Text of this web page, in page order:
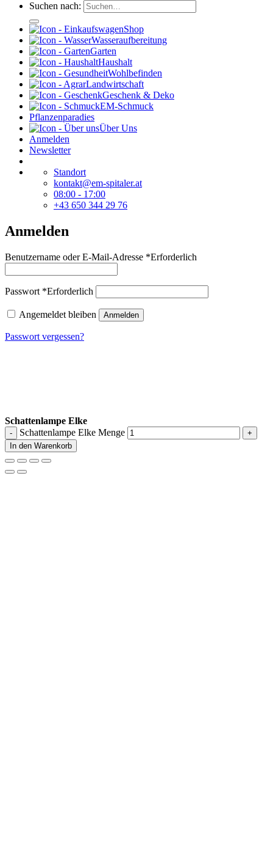
Suchen nach:
Shop
Wasseraufbereitung
Garten
Haushalt
Wohlbefinden
Landwirtschaft
Geschenk & Deko
EM-Schmuck
Pflanzenparadies
Über Uns
Anmelden
Newsletter
Standort
kontakt@em-spitaler.at
08:00 - 17:00
+43 650 344 29 76
Anmelden
Benutzername oder E-Mail-Adresse *Erforderlich
Passwort *Erforderlich
Angemeldet bleiben Anmelden
Passwort vergessen?
Schattenlampe Elke
Schattenlampe Elke Menge
In den Warenkorb